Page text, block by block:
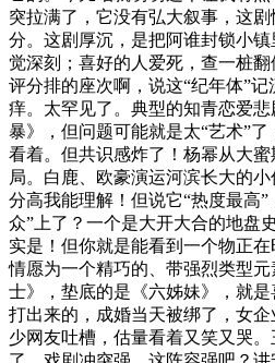
突拉满了，它没有弘大叙事，这
分。这剧厚沉，是把阿谁封锁小
觉深刻；喜好的人爱死，查一桩
评分排的座次啊，说这“纪年体”
痒。太罕见了。典型的知青恋爱
暴》，但问题可能就是太“艺术”了
看着。但共识感炸了！杨幂从大
局。白鹿、欧豪演运河滨长大的
分高我能理解！但说它“热度最高
众”上了？一个是大开大合的地盘
实是！但你就是能看到一个物正
情愿为一个精巧的、带强烈类型
士》，垫底的是《六姊妹》，就
打出来的，成婚当天被绑了，女
少网友吐槽，估量看着又笑又哭